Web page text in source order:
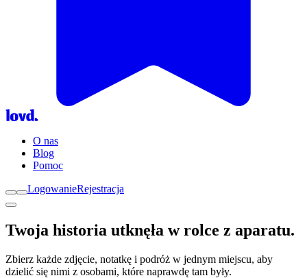
O nas
Blog
Pomoc
LogowanieRejestracja
Twoja historia utknęła w rolce z aparatu.
Zbierz każde zdjęcie, notatkę i podróż w jednym miejscu, aby
dzielić się nimi z osobami, które naprawdę tam były.